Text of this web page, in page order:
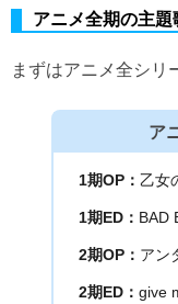
アニメ全期の主題
まずはアニメ全シリ
ア
1期OP：乙女
1期ED： BAD
2期OP： アン
2期ED：give